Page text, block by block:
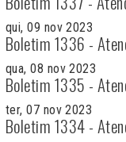
qui, 09 nov 2023
Boletim 1336 -
qua, 08 nov 2023
Boletim 1335 -
ter, 07 nov 2023
Boletim 1334 -